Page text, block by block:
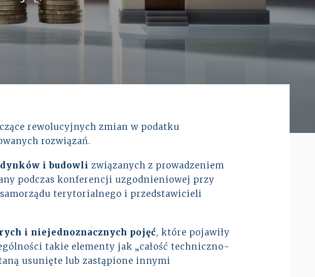
Accounting
CASE STUDIES
Spór o rozliczenie strat po
reorganizacji grupy –
Prawo karne dla biznesu
rewolucyjnych zmian w podatku
rozwiązań.
i budowli związanych z prowadzeniem
podczas konferencji uzgodnieniowej przy
terytorialnego i przedstawicieli
i niejednoznacznych pojęć, które pojawiły
takie elementy jak „całość techniczno-
usunięte lub zastąpione innymi